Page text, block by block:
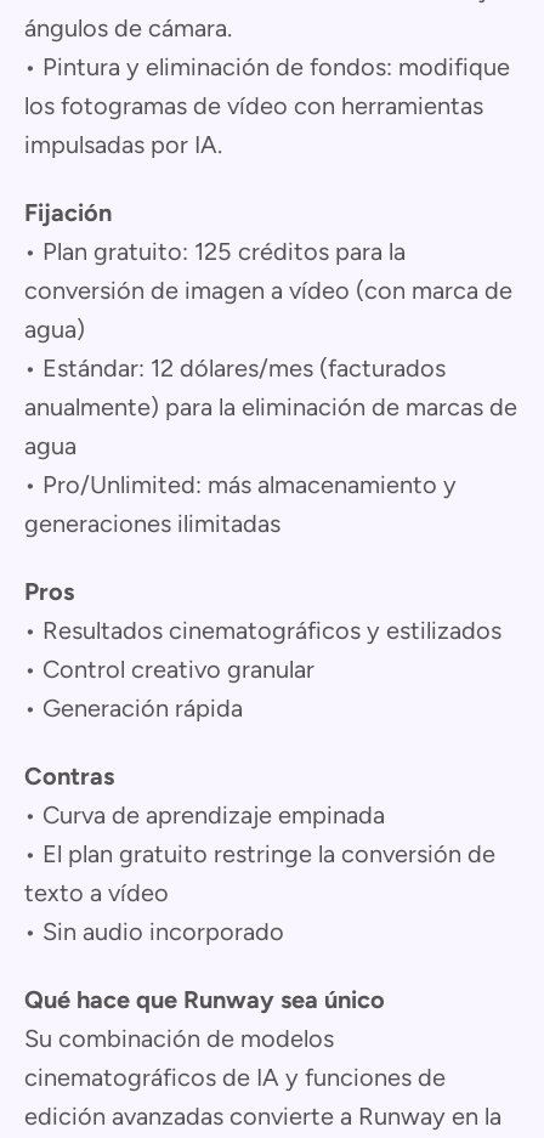
ángulos de cámara.
• Pintura y eliminación de fondos: modifique
los fotogramas de vídeo con herramientas
impulsadas por IA.
Fijación
• Plan gratuito: 125 créditos para la
conversión de imagen a vídeo (con marca de
agua)
• Estándar: 12 dólares/mes (facturados
anualmente) para la eliminación de marcas de
agua
• Pro/Unlimited: más almacenamiento y
generaciones ilimitadas
Pros
• Resultados cinematográficos y estilizados
• Control creativo granular
• Generación rápida
Contras
• Curva de aprendizaje empinada
• El plan gratuito restringe la conversión de
texto a vídeo
• Sin audio incorporado
Qué hace que Runway sea único
Su combinación de modelos
cinematográficos de IA y funciones de
edición avanzadas convierte a Runway en la